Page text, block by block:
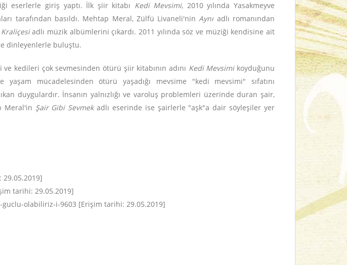
eserlerle giriş yaptı. İlk şiir kitabı Kedi Mevsimi, 2010 yılında Yasakmeyve
tarafından basıldı. Mehtap Meral, Zülfü Livaneli'ninAynı adlı romanından
Kraliçesiadlı müzik albümlerini çıkardı. 2011 yılında söz ve müziği kendisine ait
dinleyenlerle buluştu.
kedileri çok sevmesinden ötürü şiir kitabının adını Kedi Mevsimikoyduğunu
mücadelesinden ötürü yaşadığı mevsime "kedi mevsimi" sıfatını
duygulardır. İnsanın yalnızlığı ve varoluş problemleri üzerinde duran şair,
Meral'in Şair Gibi Sevmekadlı eserinde ise şairlerle "aşk"a dair söyleşiler yer
tarihi: 29.05.2019]
olabiliriz-i-9603 [Erişim tarihi: 29.05.2019]